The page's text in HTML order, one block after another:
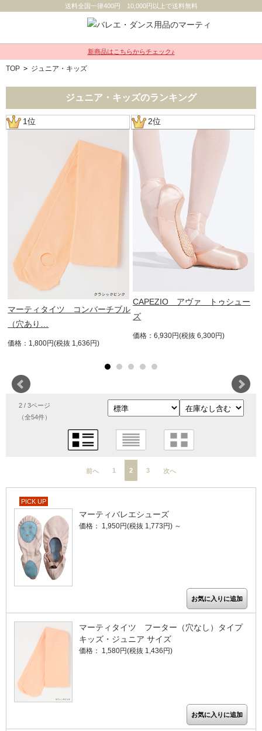
送料全国一律400円 10,000円以上で送料無料
新商品はこちらからチェック♪
TOP > ジュニア・キッズ
ジュニア・キッズのランキング
1位
マーティタイツ コンバーチブル
（穴あり…
価格：1,800円(税抜 1,636円)
2位
CAPEZIO アヴァ トゥシュー
ズ
価格：6,930円(税抜 6,300円)
2 / 3ページ
（全54件）
前へ 1 2 3 次へ
PICK UP
マーティバレエシューズ
価格： 1,950円(税抜 1,773円) ～
マーティタイツ フーター（穴なし）タイプ
キッズ・ジュニア サイズ
価格： 1,580円(税抜 1,436円)